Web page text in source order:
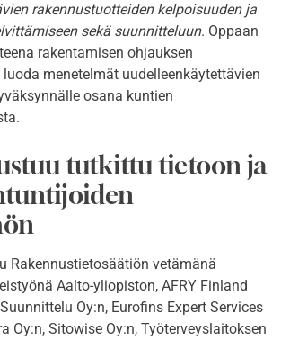
rakennustuotteiden kelpoisuuden ja
sekä suunnitteluun. Oppaan
rakentamisen ohjauksen
menetelmät uudelleenkäytettävien
osana kuntien
tutkittu tietoon ja
Rakennustietosäätiön vetämänä
Aalto-yliopiston, AFRY Finland
Oy:n, Eurofins Expert Services
Oy:n, Sitowise Oy:n, Työterveyslaitoksen